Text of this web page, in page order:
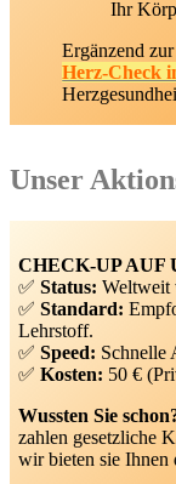
Ihr
Ergänzend
Herz-Check
Unser
CHECK-UP
✅Status: Weltweit
✅Standard:
Lehrstoff.
✅Speed: Schnelle
✅Kosten: 50 €
Wussten Sie
zahlen gesetzliche
wir bieten sie Ihnen